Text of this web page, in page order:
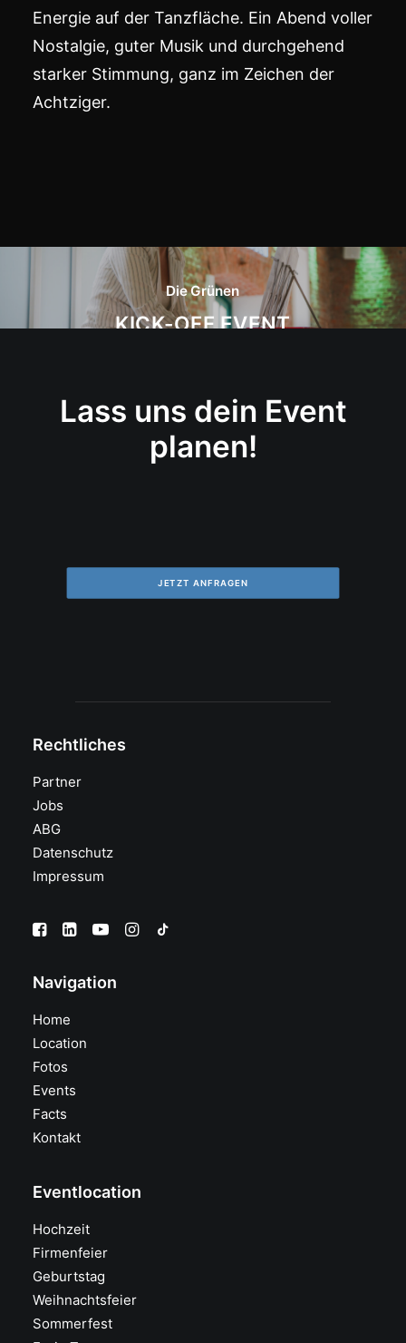
Energie auf der Tanzfläche. Ein Abend voller
Nostalgie, guter Musik und durchgehend
starker Stimmung, ganz im Zeichen der
Achtziger.
Die Grünen
KICK-OFF EVENT
Lass uns dein Event
planen!
JETZT ANFRAGEN
Rechtliches
Partner
Jobs
ABG
Datenschutz
Impressum
Navigation
Home
Location
Fotos
Events
Facts
Kontakt
Eventlocation
Hochzeit
Firmenfeier
Geburtstag
Weihnachtsfeier
Sommerfest